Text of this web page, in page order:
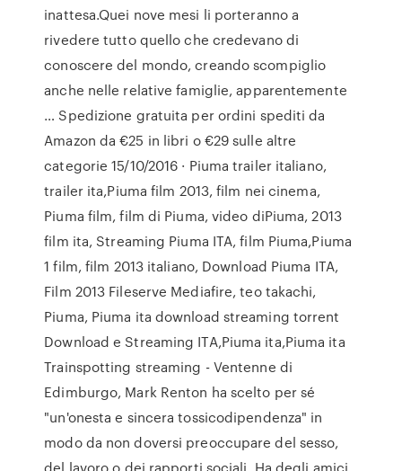
inattesa.Quei nove mesi li porteranno a
rivedere tutto quello che credevano di
conoscere del mondo, creando scompiglio
anche nelle relative famiglie, apparentemente
… Spedizione gratuita per ordini spediti da
Amazon da €25 in libri o €29 sulle altre
categorie 15/10/2016 · Piuma trailer italiano,
trailer ita,Piuma film 2013, film nei cinema,
Piuma film, film di Piuma, video diPiuma, 2013
film ita, Streaming Piuma ITA, film Piuma,Piuma
1 film, film 2013 italiano, Download Piuma ITA,
Film 2013 Fileserve Mediafire, teo takachi,
Piuma, Piuma ita download streaming torrent
Download e Streaming ITA,Piuma ita,Piuma ita
Trainspotting streaming - Ventenne di
Edimburgo, Mark Renton ha scelto per sé
"un'onesta e sincera tossicodipendenza" in
modo da non doversi preoccupare del sesso,
del lavoro o dei rapporti sociali. Ha degli amici